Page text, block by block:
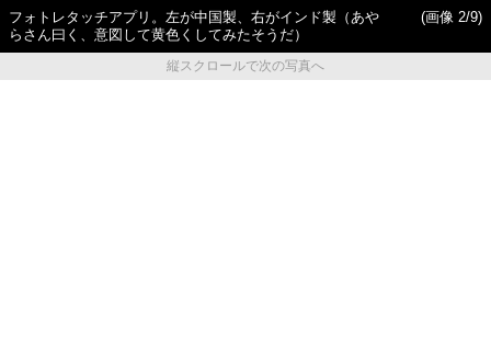
フォトレタッチアプリ。左が中国製、右がインド製（あや
らさん曰く、意図して黄色くしてみたそうだ）
(画像 2/9)
縦スクロールで次の写真へ